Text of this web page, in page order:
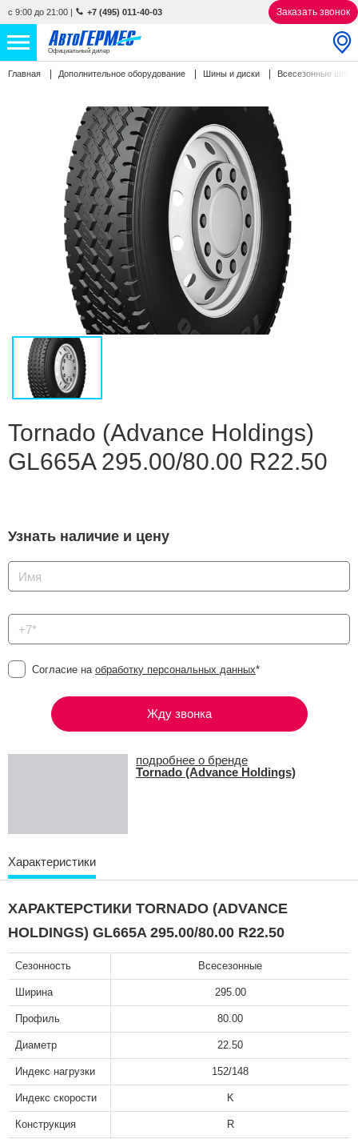
с 9:00 до 21:00 | +7 (495) 011-40-03 Заказать звонок
Официальный дилер
НОВЫЕ АВТОМОБИЛИ 4880 авто
С ПРОБЕГОМ 845 авто
О КОМПАНИИ
КОНТАКТЫ
Избранное
Сравнение
Личный кабинет
Главная Дополнительное оборудование Шины и диски Всесезонные
Tornado (Advance Holdings)
GL665A 295.00/80.00 R22.50
Узнать наличие и цену
Согласие на обработку персональных данных*
Жду звонка
подробнее о бренде
Tornado (Advance Holdings)
Характеристики
ХАРАКТЕРСТИКИ TORNADO (ADVANCE
HOLDINGS) GL665A 295.00/80.00 R22.50
Сезонность Всесезонные
Ширина 295.00
Профиль 80.00
Диаметр 22.50
Индекс нагрузки 152/148
Индекс скорости K
Конструкция R